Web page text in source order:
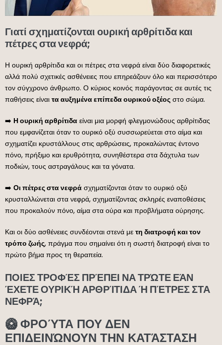
Γιατί σχηματίζονται ουρική αρθρίτιδα και
πέτρες στα νεφρά;
Η ουρική αρθρίτιδα και οι πέτρες στα νεφρά είναι δύο διαφορετικές
αλλά πολύ σχετικές ασθένειες που επηρεάζουν όλο και περισσότερο
τον σύγχρονο άνθρωπο. Ο κύριος κοινός παράγοντας σε αυτές τις
παθήσεις είναι τα αυξημένα επίπεδα ουρικού οξέος στο σώμα.
➡️ Η ουρική αρθρίτιδα είναι μια μορφή φλεγμονώδους αρθρίτιδας
που εμφανίζεται όταν το ουρικό οξύ συσσωρεύεται στο αίμα και
σχηματίζει κρυστάλλους στις αρθρώσεις, προκαλώντας έντονο
πόνο, πρήξιμο και ερυθρότητα, συνηθέστερα στα δάχτυλα των
ποδιών, τους αστραγάλους και τα γόνατα.
➡️ Οι πέτρες στα νεφρά σχηματίζονται όταν το ουρικό οξύ
κρυσταλλώνεται στα νεφρά, σχηματίζοντας σκληρές εναποθέσεις
που προκαλούν πόνο, αίμα στα ούρα και προβλήματα ούρησης.
Και οι δύο ασθένειες συνδέονται στενά με τη διατροφή και τον
τρόπο ζωής, πράγμα που σημαίνει ότι η σωστή διατροφή είναι το
πρώτο βήμα προς τη θεραπεία.
ΠΟΙΕΣ ΤΡΟΦΈΣ ΠΡΈΠΕΙ ΝΑ ΤΡΏΤΕ ΕΆΝ
ΈΧΕΤΕ ΟΥΡΙΚΉ ΑΡΘΡΊΤΙΔΑ Ή ΠΈΤΡΕΣ ΣΤΑ
ΝΕΦΡΆ;
🥝 ΦΡΟΎΤΑ ΠΟΥ ΔΕΝ
ΕΠΙΔΕΙΝΏΝΟΥΝ ΤΗΝ ΚΑΤΆΣΤΑΣΗ